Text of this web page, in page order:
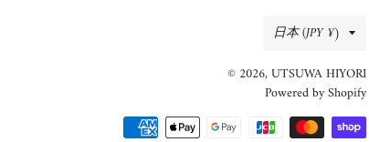
国/
地
域
日本 (JPY ¥)
© 2026, UTSUWA HIYORI
Powered by Shopify
決